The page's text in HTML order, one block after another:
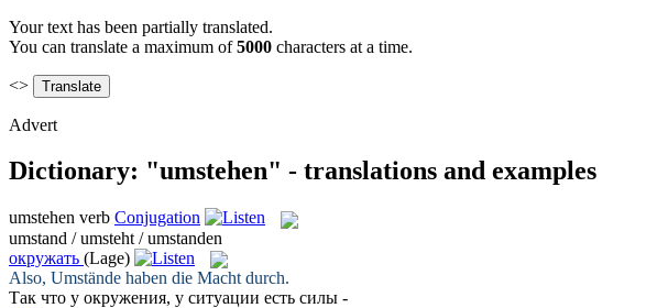
Your text has been partially translated.
You can translate a maximum of5000 characters at a time.
<>
Advert
Dictionary: "umstehen" - translations and examples
umstehen verb Conjugation
umstand / umsteht / umstanden
окружать (Lage)
Also, Umstände haben die Macht durch.
Так что у окружения, у ситуации есть силы -